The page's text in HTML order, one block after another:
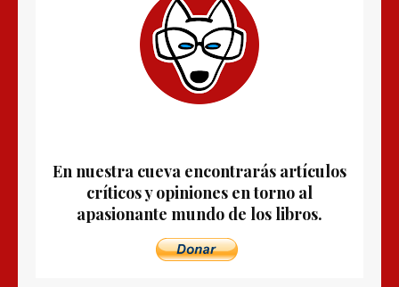
En nuestra cueva encontrarás artículos
críticos y opiniones en torno al
apasionante mundo de los libros.